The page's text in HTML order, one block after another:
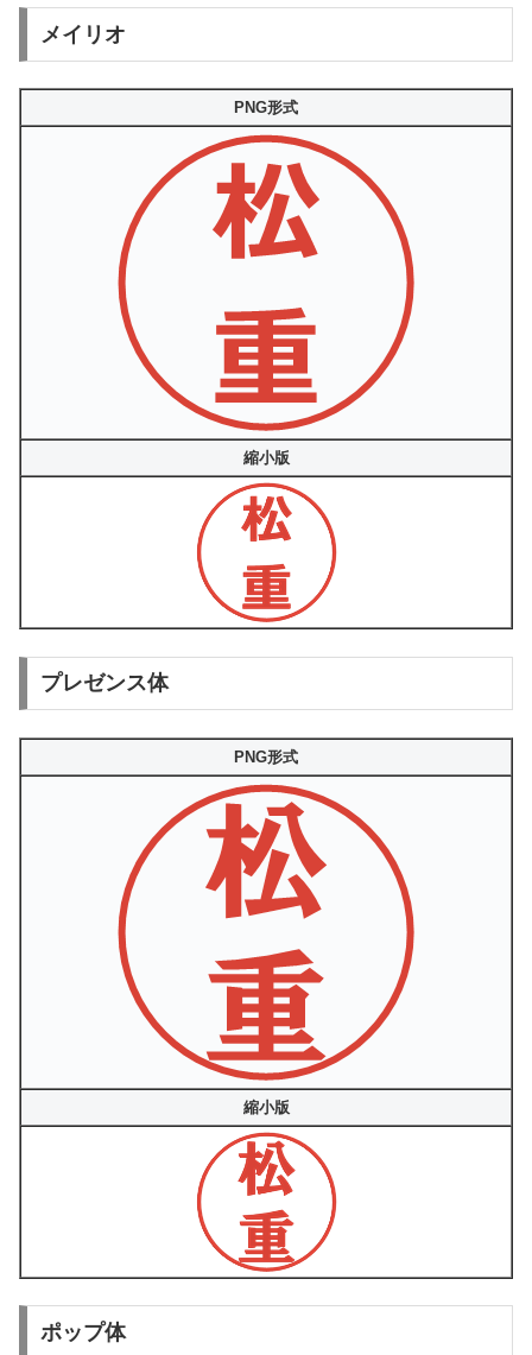
メイリオ
PNG形式
縮小版
プレゼンス体
PNG形式
縮小版
ポップ体